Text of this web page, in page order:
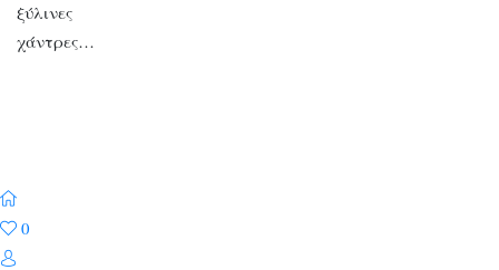
ξύλινες
χάντρες…
0